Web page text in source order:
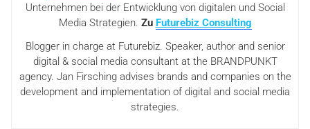
Unternehmen bei der Entwicklung von digitalen und Social
Media Strategien. Zu Futurebiz Consulting
Blogger in charge at Futurebiz. Speaker, author and senior
digital & social media consultant at the BRANDPUNKT
agency. Jan Firsching advises brands and companies on the
development and implementation of digital and social media
strategies.